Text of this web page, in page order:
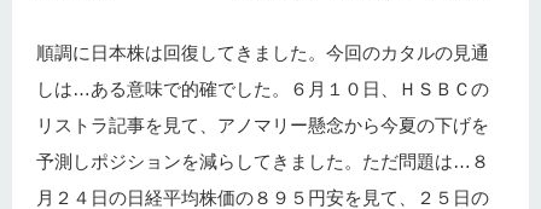
順調に日本株は回復してきました。今回のカタルの見通
しは…ある意味で的確でした。６月１０日、ＨＳＢＣの
リストラ記事を見て、アノマリー懸念から今夏の下げを
予測しポジションを減らしてきました。ただ問題は…８
月２４日の日経平均株価の８９５円安を見て、２５日の